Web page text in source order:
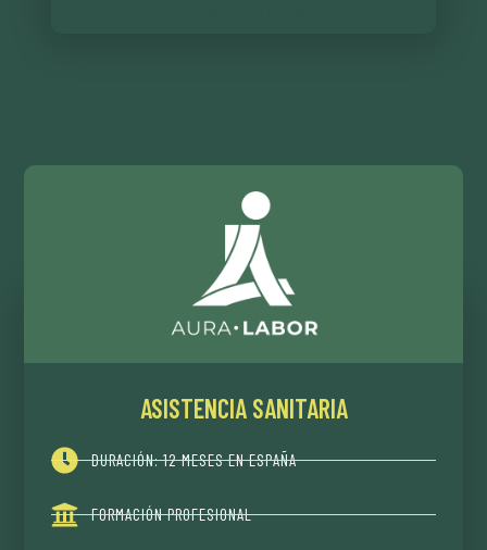
ASISTENCIA SANITARIA
DURACIÓN: 12 MESES EN ESPAÑA
FORMACIÓN PROFESIONAL